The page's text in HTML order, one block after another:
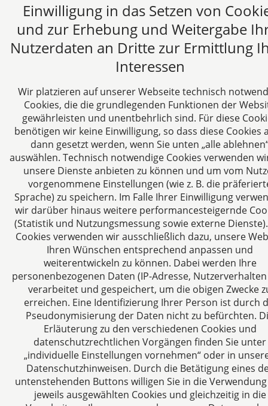
Einwilligung in das Setzen von
und zur Erhebung und Weitergabe
Nutzerdaten an Dritte zur Ermittlung
Interessen
Wir platzieren auf unserer Webseite technisch
Cookies, die die grundlegenden Funktionen der
gewährleisten und unentbehrlich sind. Für diese
benötigen wir keine Einwilligung, so dass diese Cookies
dann gesetzt werden, wenn Sie unten „alle
auswählen. Technisch notwendige Cookies verwenden
unsere Dienste anbieten zu können und um vom
vorgenommene Einstellungen (wie z. B. die
Sprache) zu speichern. Im Falle Ihrer Einwilligung
wir darüber hinaus weitere performancesteigernde
(Statistik und Nutzungsmessung sowie externe
Cookies verwenden wir ausschließlich dazu, unsere
Ihren Wünschen entsprechend anpassen und
weiterentwickeln zu können. Dabei werden Ihre
personenbezogenen Daten (IP-Adresse,
verarbeitet und gespeichert, um die obigen Zwecke
erreichen. Eine Identifizierung Ihrer Person ist durch
Pseudonymisierung der Daten nicht zu befürchten.
Erläuterung zu den verschiedenen Cookies und
datenschutzrechtlichen Vorgängen finden Sie unter
„individuelle Einstellungen vornehmen“ oder in
Datenschutzhinweisen. Durch die Betätigung eines
untenstehenden Buttons willigen Sie in die
jeweils ausgewählten Cookies und gleichzeitig in die